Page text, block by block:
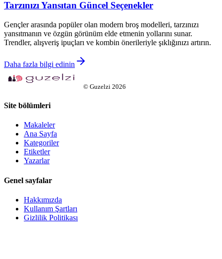
Tarzınızı Yansıtan Güncel Seçenekler
Gençler arasında popüler olan modern broş modelleri, tarzınızı
yansıtmanın ve özgün görünüm elde etmenin yollarını sunar.
Trendler, alışveriş ipuçları ve kombin önerileriyle şıklığınızı artırın.
Daha fazla bilgi edinin
© Guzelzi 2026
Site bölümleri
Makaleler
Ana Sayfa
Kategoriler
Etiketler
Yazarlar
Genel sayfalar
Hakkımızda
Kullanım Şartları
Gizlilik Politikası